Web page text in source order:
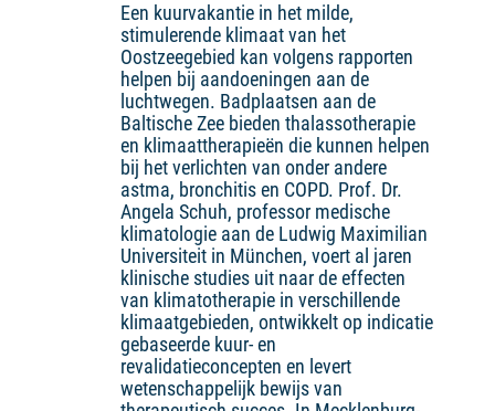
Een kuurvakantie in het milde,
stimulerende klimaat van het
Oostzeegebied kan volgens rapporten
helpen bij aandoeningen aan de
luchtwegen. Badplaatsen aan de
Baltische Zee bieden thalassotherapie
en klimaattherapieën die kunnen helpen
bij het verlichten van onder andere
astma, bronchitis en COPD. Prof. Dr.
Angela Schuh, professor medische
klimatologie aan de Ludwig Maximilian
Universiteit in München, voert al jaren
klinische studies uit naar de effecten
van klimatotherapie in verschillende
klimaatgebieden, ontwikkelt op indicatie
gebaseerde kuur- en
revalidatieconcepten en levert
wetenschappelijk bewijs van